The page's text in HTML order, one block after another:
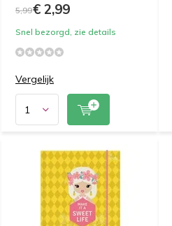
5,99€ 2,99
Snel bezorgd, zie details
Vergelijk